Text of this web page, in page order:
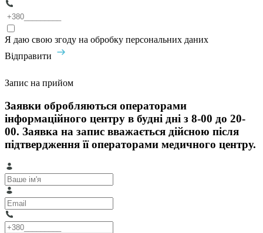
Я даю свою згоду на обробку персональних даних
Відправити
Запис на прийом
Заявки обробляються операторами
інформаційного центру в будні дні з 8-00 до 20-
00. Заявка на запис вважається дійсною після
підтвердження її операторами медичного центру.